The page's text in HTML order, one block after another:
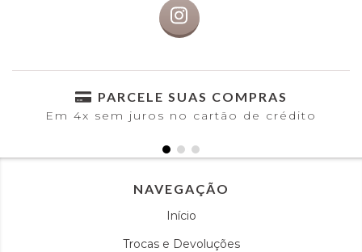
PARCELE SUAS COMPRAS
Em 4x sem juros no cartão de crédito
NAVEGAÇÃO
Início
Trocas e Devoluções